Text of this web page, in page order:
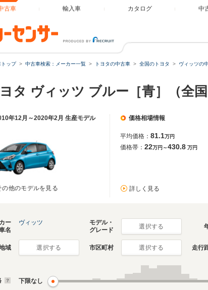
古車 輸入車 カタログ 中
トップ 中古車検索：メーカー一覧 トヨタの中古車 全国のトヨタ ヴィッツの
ヨタ ヴィッツ ブルー［青］（全
年12月～2020年2月 生産モデル
の他のモデルを見る
価格相場情報
平均価格： 81.1万円
価格帯： 22万円～430.8 万円
詳しく見る
生産モデル
2005年2月～2010年11月
生産モデル
生産モデ
ヴィッツのカタログを見る
ー
名
ヴィッツ
モデル・
グレード
選択する
域 選択する 市区町村 選択する 走行
下限なし